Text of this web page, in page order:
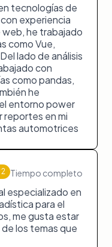
tecnologías de
experiencia
he trabajado
como Vue,
lado de análisis
con
como pandas,
he
entorno power
reportes en mi
automotrices
2 Tiempo completo
especializado en
para el
me gusta estar
los temas que